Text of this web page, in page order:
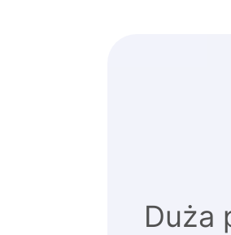
Duża